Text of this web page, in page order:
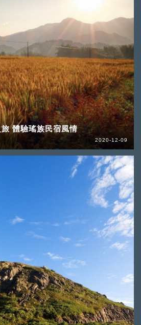
體驗瑤族民宿風情
2020-12-09